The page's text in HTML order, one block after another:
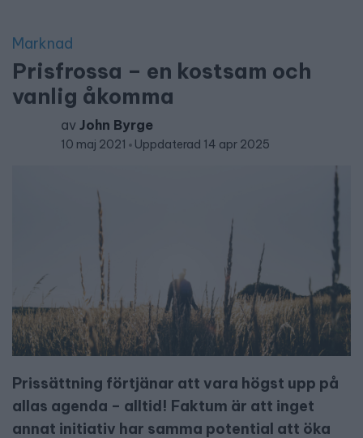
Marknad
Prisfrossa – en kostsam och
vanlig åkomma
av John Byrge
10 maj 2021 Uppdaterad 14 apr 2025
Prissättning förtjänar att vara högst upp på
allas agenda – alltid! Faktum är att inget
annat initiativ har samma potential att öka